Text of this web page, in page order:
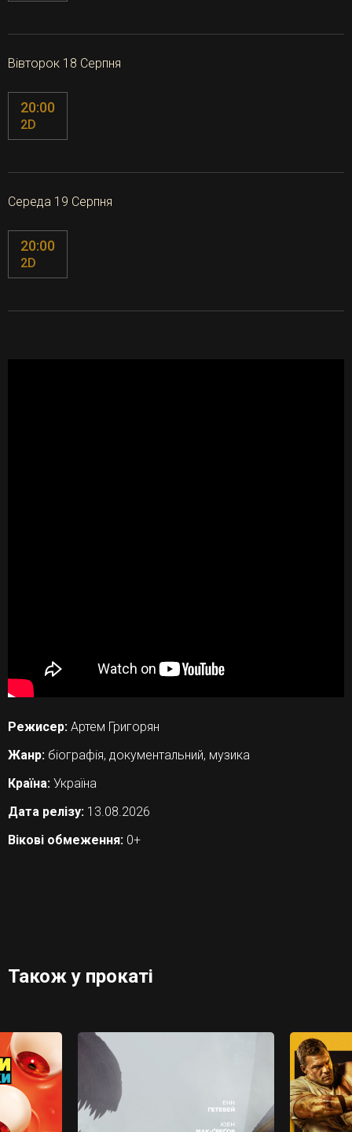
Вівторок 18 Серпня
20:00
2D
Середа 19 Серпня
20:00
2D
Режисер: Артем Григорян
Жанр: біографія, документальний, музика
Країна: Україна
Дата релізу: 13.08.2026
Вікові обмеження: 0+
Також у прокаті